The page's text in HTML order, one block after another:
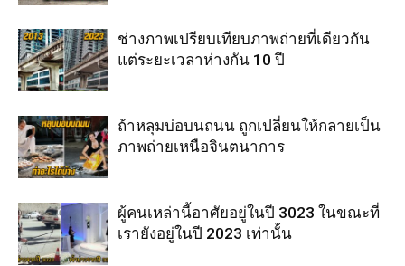
ช่างภาพเปรียบเทียบภาพถ่ายที่เดียวกัน
แต่ระยะเวลาห่างกัน 10 ปี
ถ้าหลุมบ่อบนถนน ถูกเปลี่ยนให้กลายเป็น
ภาพถ่ายเหนือจินตนาการ
ผู้คนเหล่านี้อาศัยอยู่ในปี 3023 ในขณะที่
เรายังอยู่ในปี 2023 เท่านั้น